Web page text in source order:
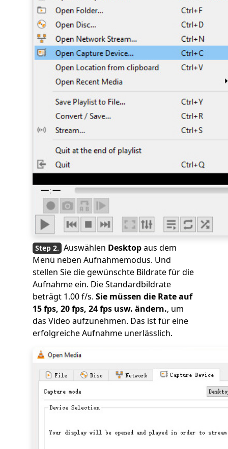
Auswählen Desktopaus dem
Menü neben Aufnahmemodus. Und
stellen Sie die gewünschte Bildrate für die
Aufnahme ein. Die Standardbildrate
beträgt 1.00 f/s. Sie müssen die Rate auf
15 fps, 20 fps, 24 fps usw. ändern., um
das Video aufzunehmen. Das ist für eine
erfolgreiche Aufnahme unerlässlich.